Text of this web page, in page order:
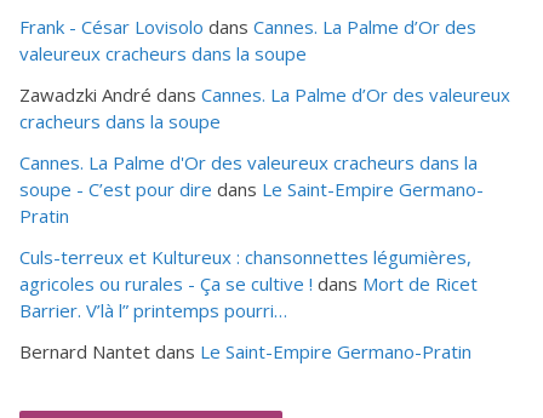
Frank - César Lovisolo dans Cannes. La Palme d’Or des
valeureux cracheurs dans la soupe
Zawadzki André dans Cannes. La Palme d’Or des valeureux
cracheurs dans la soupe
Cannes. La Palme d'Or des valeureux cracheurs dans la
soupe - C’est pour dire dans Le Saint-Empire Germano-
Pratin
Culs-terreux et Kultureux : chansonnettes légumières,
agricoles ou rurales - Ça se cultive ! dans Mort de Ricet
Barrier. V’là l” printemps pourri…
Bernard Nantet dans Le Saint-Empire Germano-Pratin